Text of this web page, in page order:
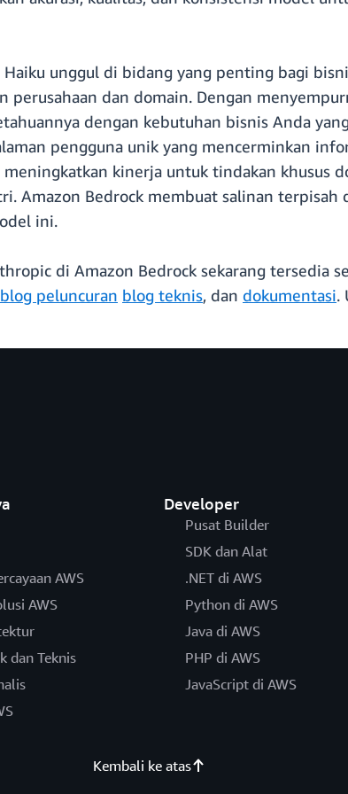
unggul di bidang yang penting bagi
dan domain. Dengan
dengan kebutuhan bisnis Anda
pengguna unik yang mencerminkan
kinerja untuk tindakan khusus
Amazon Bedrock membuat salinan
ini.
di Amazon Bedrock sekarang tersedia
blog peluncuran blog teknis, dan dokumentasi.
AWS
AWS
dan Teknis
Developer
Pusat Builder
SDK dan Alat
.NET di AWS
Python di AWS
Java di AWS
PHP di AWS
JavaScript di AWS
Kembali ke atas